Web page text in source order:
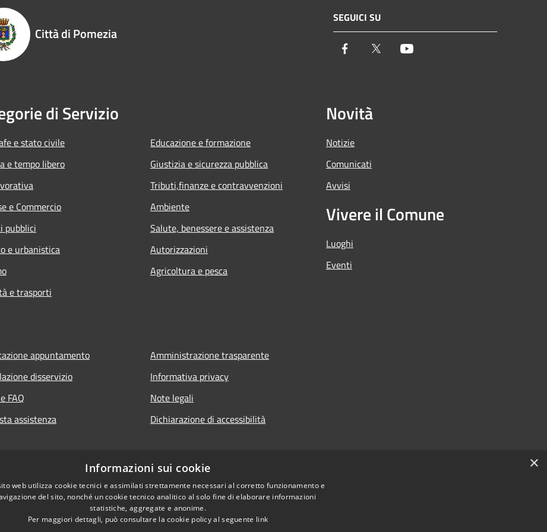
Città di Pomezia
SEGUICI SU
Facebook Twitter
di Servizio
e stato civile
e tempo libero
e Commercio
pubblici
e urbanistica
e trasporti
Educazione e formazione
Giustizia e sicurezza pubblica
Tributi,finanze e contravvenzioni
Ambiente
Salute, benessere e assistenza
Autorizzazioni
Agricoltura e pesca
Novità
Notizie
Comunicati
Avvisi
Vivere il Comune
Luoghi
Eventi
appuntamento
disservizio
FAQ
assistenza
Amministrazione trasparente
Informativa privacy
Note legali
Dichiarazione di accessibilità
×
Informazioni sui cookie
web utilizza cookie tecnici e assimilati strettamente necessari al corretto funzionamento e
del sito, nonché un cookie tecnico analitico al solo fine di elaborare informazioni
statistiche, aggregate e anonime.
Per maggiori dettagli, può consultare la cookie policy al seguente link